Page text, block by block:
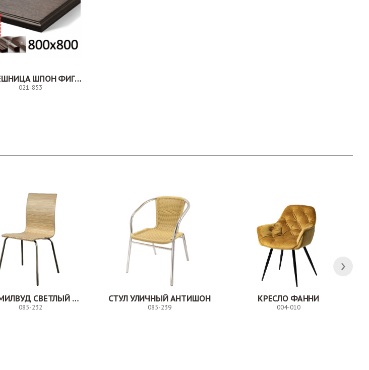
СТОЛЕШНИЦА ШПОН ФИГУРНАЯ КРОМКА
021-853
СТУЛ МИЛВУД СВЕТЛЫЙ ШЕЛК
085-232
СТУЛ УЛИЧНЫЙ АНТИШОН
085-239
КРЕСЛО ФАННИ
004-010